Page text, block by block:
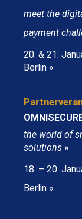
meet the
payment
20. & 21.
Berlin »
the world of
solutions »
18. – 20.
Berlin »